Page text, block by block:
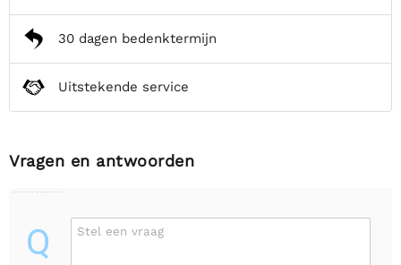
30 dagen bedenktermijn
Uitstekende service
Vragen en antwoorden
Q Stel een vraag